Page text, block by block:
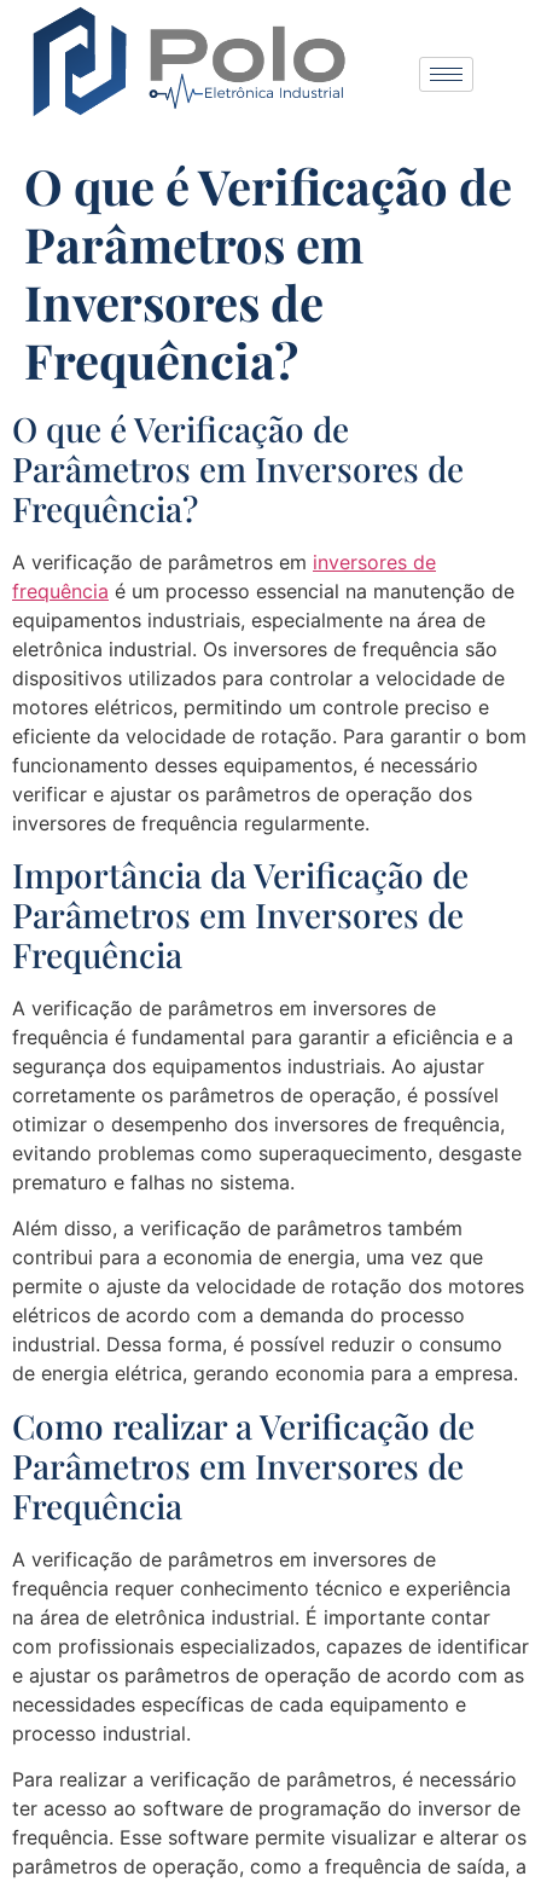
O que é Verificação de
Parâmetros em
Inversores de
Frequência?
O que é Verificação de
Parâmetros em Inversores de
Frequência?
A verificação de parâmetros em inversores de
frequência é um processo essencial na manutenção de
equipamentos industriais, especialmente na área de
eletrônica industrial. Os inversores de frequência são
dispositivos utilizados para controlar a velocidade de
motores elétricos, permitindo um controle preciso e
eficiente da velocidade de rotação. Para garantir o bom
funcionamento desses equipamentos, é necessário
verificar e ajustar os parâmetros de operação dos
inversores de frequência regularmente.
Importância da Verificação de
Parâmetros em Inversores de
Frequência
A verificação de parâmetros em inversores de
frequência é fundamental para garantir a eficiência e a
segurança dos equipamentos industriais. Ao ajustar
corretamente os parâmetros de operação, é possível
otimizar o desempenho dos inversores de frequência,
evitando problemas como superaquecimento, desgaste
prematuro e falhas no sistema.
Além disso, a verificação de parâmetros também
contribui para a economia de energia, uma vez que
permite o ajuste da velocidade de rotação dos motores
elétricos de acordo com a demanda do processo
industrial. Dessa forma, é possível reduzir o consumo
de energia elétrica, gerando economia para a empresa.
Como realizar a Verificação de
Parâmetros em Inversores de
Frequência
A verificação de parâmetros em inversores de
frequência requer conhecimento técnico e experiência
na área de eletrônica industrial. É importante contar
com profissionais especializados, capazes de identificar
e ajustar os parâmetros de operação de acordo com as
necessidades específicas de cada equipamento e
processo industrial.
Para realizar a verificação de parâmetros, é necessário
ter acesso ao software de programação do inversor de
frequência. Esse software permite visualizar e alterar os
parâmetros de operação, como a frequência de saída, a